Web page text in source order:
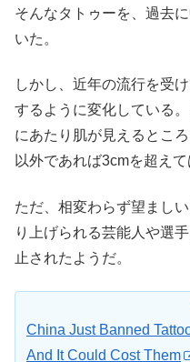
そんなタトゥーを、過去
いた。
しかし、近年の流行を受
するように変化している
にあたり肌が見えるとこ
以外であれば3cmを超え
ただ、相変わらず望まし
り上げられる芸能人や選
止されたようだ。
China Just Banned
And It Could Cost Them